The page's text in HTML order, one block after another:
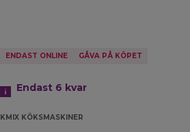
ENDAST ONLINE GÅVA PÅ KÖPET
Endast 6 kvar
KMIX KÖKSMASKINER